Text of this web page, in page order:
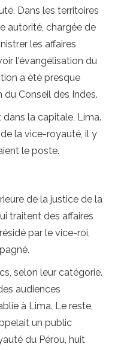
Dans les territoires
autorité, chargée de
les affaires
l'évangélisation du
a été presque
Conseil des Indes.
dans la capitale, Lima.
la vice-royauté, il y
le poste.
de la justice de la
traitent des affaires
par le vice-roi,
selon leur catégorie.
audiences
à Lima. Le reste,
un public
du Pérou, huit